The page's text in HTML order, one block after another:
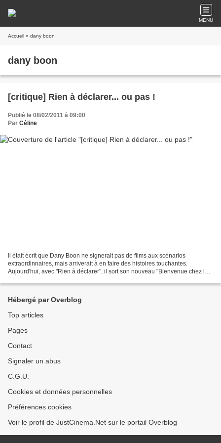
MENU
Accueil » dany boon
dany boon
[critique] Rien à déclarer... ou pas !
Publié le 08/02/2011 à 09:00
Par Céline
Il était écrit que Dany Boon ne signerait pas de films aux scénarios
extraordinnaires, mais arriverait à en faire des histoires touchantes.
Aujourd'hui, avec "Rien à déclarer", il sort son nouveau "Bienvenue chez les
Hébergé par Overblog
Top articles
Pages
Contact
Signaler un abus
C.G.U.
Cookies et données personnelles
Préférences cookies
Voir le profil de JustCinema.Net sur le portail Overblog